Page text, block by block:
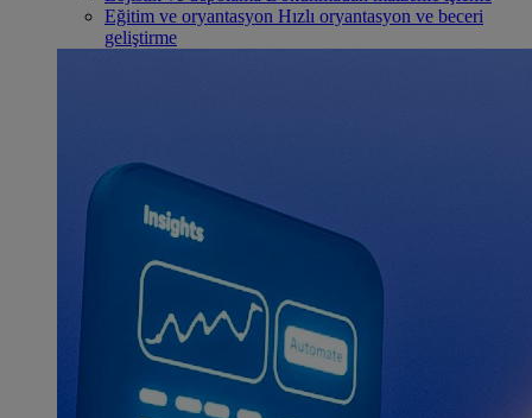
Eğitim ve oryantasyon Hızlı oryantasyon ve beceri
geliştirme